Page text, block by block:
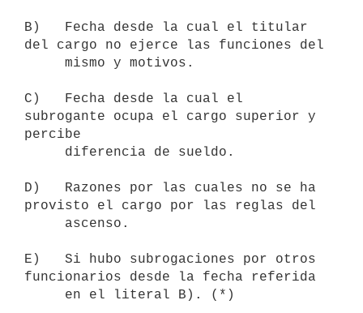
B)   Fecha desde la cual el titular
del cargo no ejerce las funciones del
C)   Fecha desde la cual el
subrogante ocupa el cargo superior y
percibe
D)   Razones por las cuales no se ha
provisto el cargo por las reglas del
E)   Si hubo subrogaciones por otros
funcionarios desde la fecha referida